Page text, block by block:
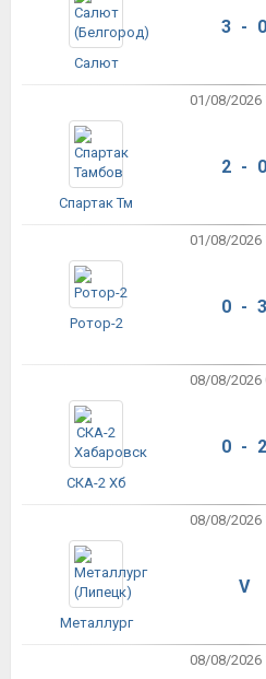
Салют
3 - 0
01/08/2026
Спартак Тм
2 - 0
01/08/2026
Ротор-2
0 - 3
08/08/2026
СКА-2 Хб
0 - 2
08/08/2026
Металлург
V
08/08/2026